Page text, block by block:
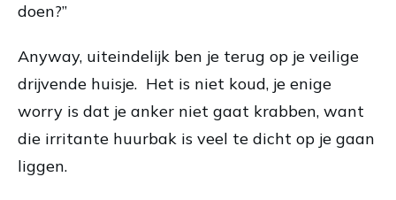
doen?”
Anyway, uiteindelijk ben je terug op je veilige
drijvende huisje. Het is niet koud, je enige
worry is dat je anker niet gaat krabben, want
die irritante huurbak is veel te dicht op je gaan
liggen.